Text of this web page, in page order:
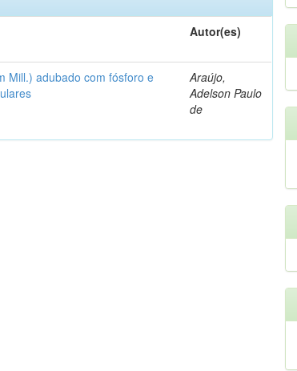
Autor(es)
Mill.) adubado com fósforo e
Araújo,
Adelson Paulo
de